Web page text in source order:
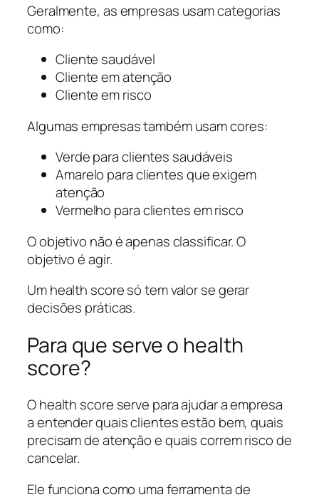
Geralmente, as empresas usam categorias
como:
Cliente saudável
Cliente em atenção
Cliente em risco
Algumas empresas também usam cores:
Verde para clientes saudáveis
Amarelo para clientes que exigem
atenção
Vermelho para clientes em risco
O objetivo não é apenas classificar. O
objetivo é agir.
Um health score só tem valor se gerar
decisões práticas.
Para que serve o health
score?
O health score serve para ajudar a empresa
a entender quais clientes estão bem, quais
precisam de atenção e quais correm risco de
cancelar.
Ele funciona como uma ferramenta de